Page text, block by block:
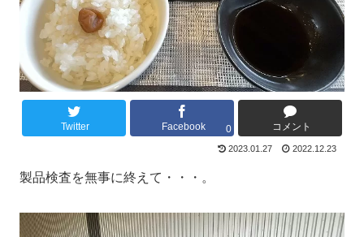
Twitter Facebook 0 コメント
2023.01.27 2022.12.23
製品検査を無事に終えて・・・。